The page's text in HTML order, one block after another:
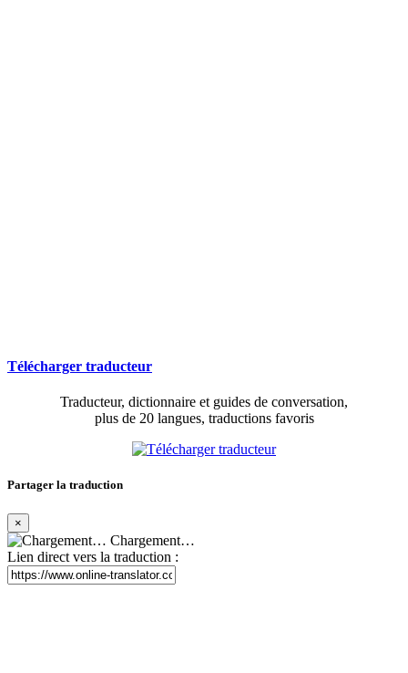
Télécharger traducteur
Traducteur, dictionnaire et guides de conversation,
plus de 20 langues, traductions favoris
Partager la traduction
×
Chargement…
Lien direct vers la traduction :